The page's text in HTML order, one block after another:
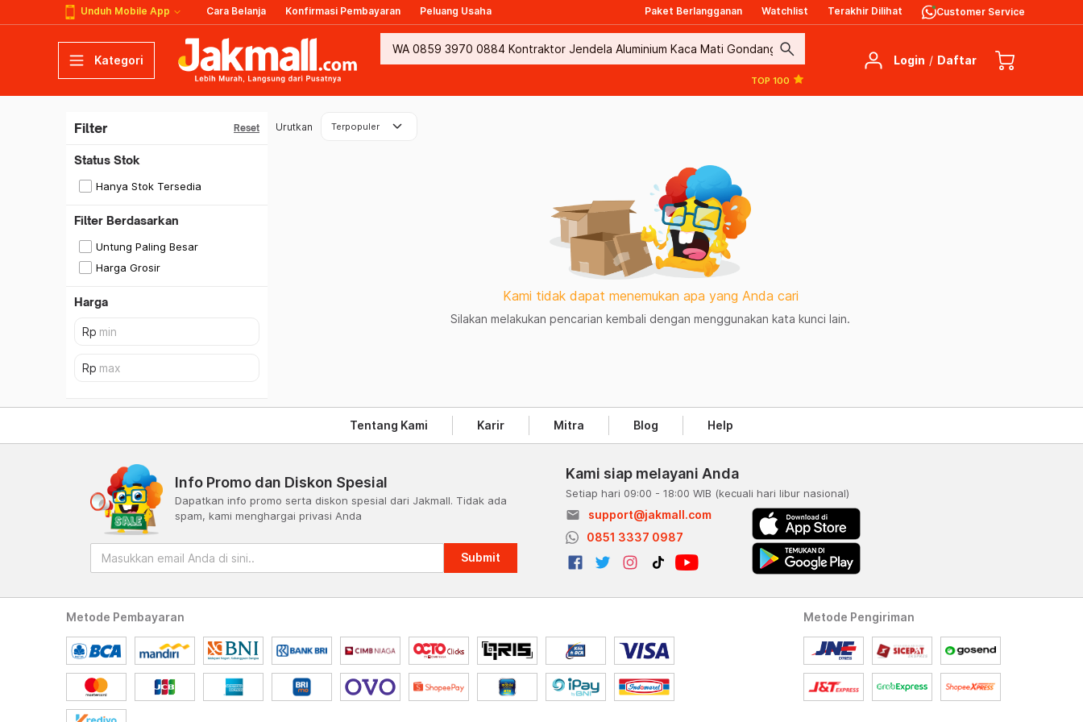
Unduh Mobile App Cara Belanja Konfirmasi Pembayaran Peluang Usaha Paket Berlangganan Watchlist Terakhir Dilihat Customer Service
Kategori search
TOP 100
Login / Daftar
Filter Reset
Status Stok
Hanya Stok Tersedia
Filter Berdasarkan
Untung Paling Besar
Harga Grosir
Harga
Urutkan Terpopuler keyboard_arrow_down
Kami tidak dapat menemukan apa yang Anda cari
Silakan melakukan pencarian kembali dengan menggunakan kata kunci lain.
Tentang Kami Karir Mitra Blog Help
Info Promo dan Diskon Spesial
Dapatkan info promo serta diskon spesial dari Jakmall. Tidak ada
spam, kami menghargai privasi Anda
Submit
Kami siap melayani Anda
Setiap hari 09:00 - 18:00 WIB (kecuali hari libur nasional)
email
support@jakmall.com
0851 3337 0987
Metode Pembayaran Metode Pengiriman